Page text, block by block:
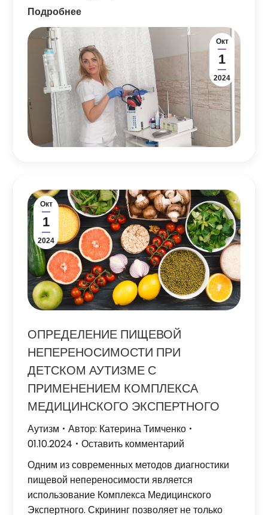
Подробнее
Окт
1
2024
Окт
1
2024
ОПРЕДЕЛЕНИЕ ПИЩЕВОЙ
НЕПЕРЕНОСИМОСТИ ПРИ
ДЕТСКОМ АУТИЗМЕ С
ПРИМЕНЕНИЕМ КОМПЛЕКСА
МЕДИЦИНСКОГО ЭКСПЕРТНОГО
Аутизм Автор: Катерина Тимченко
01.10.2024
Оставить комментарий
Одним из современных методов диагностики
пищевой непереносимости является
использование Комплекса Медицинского
Экспертного. Скрининг позволяет не только